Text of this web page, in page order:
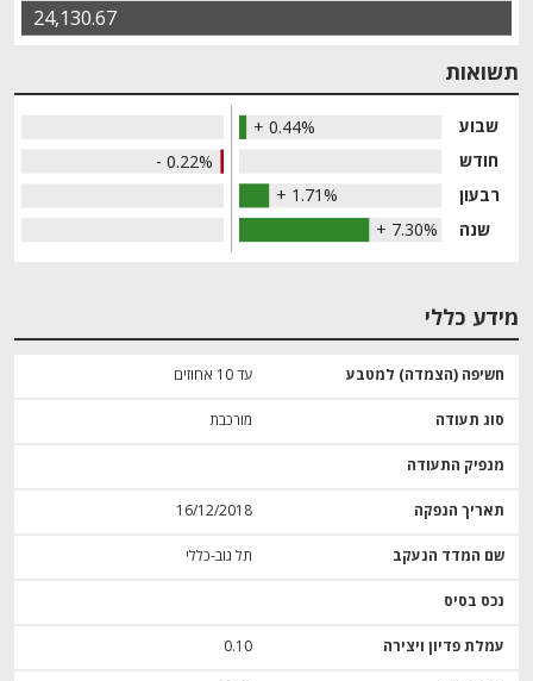
24,130.67
תשואות
+ 0.44%
- 0.22%
+ 1.71%
+ 7.30% שנה
רבעון
חודש
שבוע
מידע כללי
חשיפה (הצמדה) למטבע עד 10 אחוזים
סוג תעודה מורכבת
מנפיק התעודה
תאריך הנפקה 16/12/2018
שם המדד הנעקב תל גוב-כללי
נכס בסיס
עמלת פדיון ויצירה 0.10